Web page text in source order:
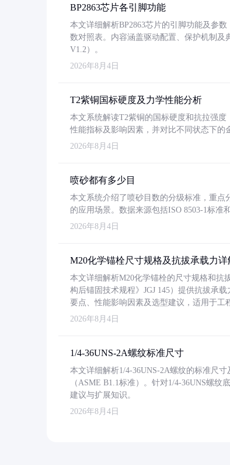
BP2863芯片各引脚功能
本文详细解析BP2863芯片的引脚功能及参
数对照表。内容涵盖驱动配置、保护机制
V1.2）。
2026年8月4日
T2紫铜国标硬度及力学性能分析
本文系统解读T2紫铜的国标硬度和抗拉强度
性能指标及影响因素，并对比不同状态下的
2026年8月4日
喷砂都有多少目
本文系统介绍了喷砂目数的分级标准，重点
的应用场景。数据来源包括ISO 8503-1标准
2026年8月4日
M20化学锚栓尺寸规格及抗拔承载力详
本文详细解析M20化学锚栓的尺寸规格和抗
构后锚固技术规程》JGJ 145）提供抗拔承
要点、性能影响因素及选型建议，适用于工
2026年8月4日
1/4-36UNS-2A螺纹标准尺寸
本文详细解析1/4-36UNS-2A螺纹的标准尺
（ASME B1.1标准）。针对1/4-36UNS螺
建议与扩展知识。
2026年8月4日